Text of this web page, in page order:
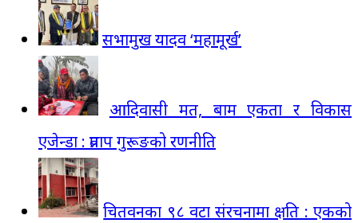
सभामुख यादव ‘महामूर्ख’
आदिवासी मत, बाम एकता र विकास
एजेन्डा : प्रताप गुरूङको रणनीति
चितवनका ९८ वटा संरचनामा क्षति : एकको